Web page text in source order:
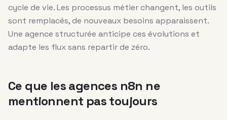
cycle de vie. Les processus métier changent, les outils
sont remplacés, de nouveaux besoins apparaissent.
Une agence structurée anticipe ces évolutions et
adapte les flux sans repartir de zéro.
Ce que les agences n8n ne
mentionnent pas toujours